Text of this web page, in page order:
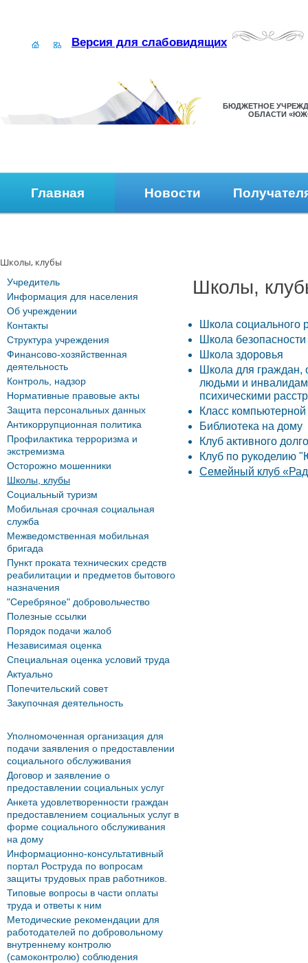
Версия для слабовидящих
БЮДЖЕТНОЕ
ОБЛАСТИ
Главная Новости
Школы, клубы
Школы,
Школа социального
Школа безопасности
Школа здоровья
Школа для
людьми и
психическими
Класс компьютерной
Библиотека на дому
Клуб активного
Клуб по рукоделию
Семейный клуб
Учредитель
Информация для населения
Об учреждении
Контакты
Структура учреждения
Финансово-хозяйственная
деятельность
Контроль, надзор
Нормативные правовые акты
Защита персональных данных
Антикоррупционная политика
Профилактика терроризма и
экстремизма
Осторожно мошенники
Школы, клубы
Социальный туризм
Мобильная срочная социальная
служба
Межведомственная мобильная
бригада
Пункт проката технических средств
реабилитации и предметов бытового
назначения
"Серебряное" добровольчество
Полезные ссылки
Порядок подачи жалоб
Независимая оценка
Специальная оценка условий труда
Актуально
Попечительский совет
Закупочная деятельность
Уполномоченная организация для
подачи заявления о предоставлении
социального обслуживания
Договор и заявление о
предоставлении социальных услуг
Анкета удовлетворенности граждан
предоставлением социальных услуг в
форме социального обслуживания
на дому
Информационно-консультативный
портал Роструда по вопросам
защиты трудовых прав работников.
Типовые вопросы в части оплаты
труда и ответы к ним
Методические рекомендации для
работодателей по добровольному
внутреннему контролю
(самоконтролю) соблюдения